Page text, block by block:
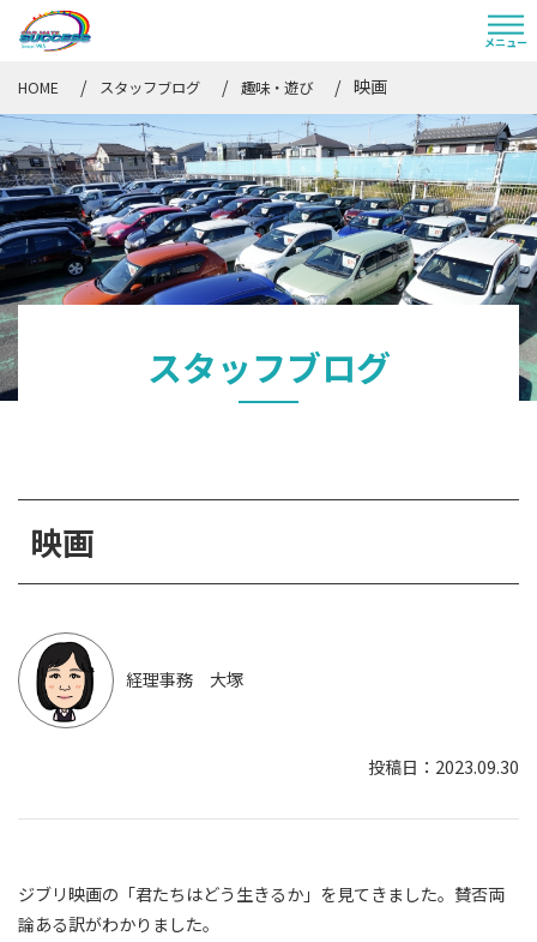
HOME スタッフブログ 趣味・遊び 映画
スタッフブログ
映画
経理事務 大塚
2023.09.30
ジブリ映画の「君たちはどう生きるか」を見てきました。賛否両
論ある訳がわかりました。